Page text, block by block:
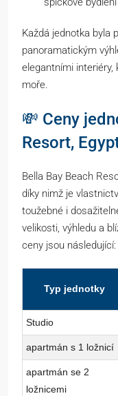
Každá jednotka byla
panoramatickým
elegantními interiéry,
moře.
💸 Ceny
Resort,
Bella Bay Beach
díky nimž je
toužebné i
velikosti, výhledu a
ceny jsou následující:
Typ jednotky
Studio
apartmán s 1 ložnicí
apartmán se 2
ložnicemi